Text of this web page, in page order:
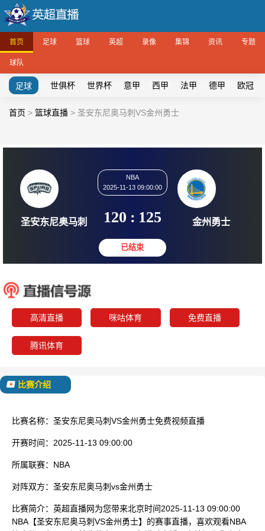
首页 足球 篮球 英超 录像 集锦 资讯 专题
球队
足球 世俱杯 世界杯 意甲 西甲 法甲 德甲 欧冠
首页 > 篮球直播 > 圣安东尼奥马刺VS金州勇士
NBA
2025-11-13 09:00:00
120 : 125
高清直播 咪咕体育 免费直播
腾讯体育
比赛介绍
比赛名称： 圣安东尼奥马刺VS金州勇士免费视频直播
开赛时间： 2025-11-13 09:00:00
所属联赛： NBA
对阵双方： 圣安东尼奥马刺vs金州勇士
比赛简介： 英超直播网为您带来北京时间2025-11-13 09:00:00
NBA【圣安东尼奥马刺VS金州勇士】的赛事直播，喜欢观看NBA